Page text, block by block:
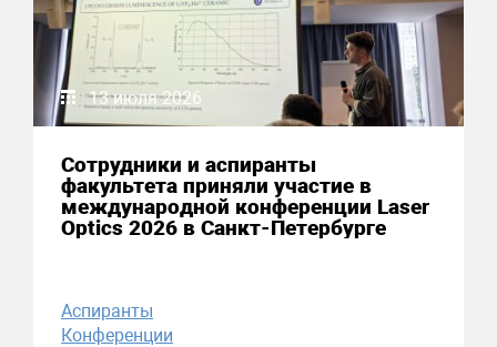
13 июля 2026
Сотрудники и аспиранты
факультета приняли участие в
международной конференции Laser
Optics 2026 в Санкт-Петербурге
Аспиранты
Конференции